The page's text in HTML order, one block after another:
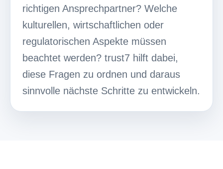
richtigen Ansprechpartner? Welche
kulturellen, wirtschaftlichen oder
regulatorischen Aspekte müssen
beachtet werden? trust7 hilft dabei,
diese Fragen zu ordnen und daraus
sinnvolle nächste Schritte zu entwickeln.